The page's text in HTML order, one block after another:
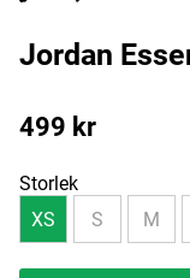
Jordan
499 kr
Storlek
XS
S M